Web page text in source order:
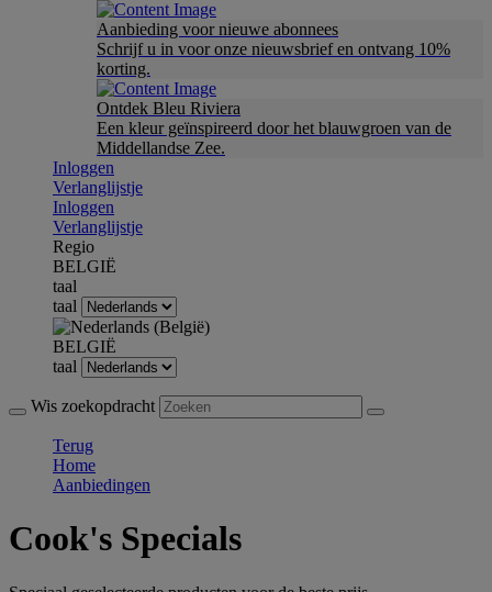
Aanbieding voor nieuwe abonnees
Schrijf u in voor onze nieuwsbrief en ontvang 10%
korting.
Ontdek Bleu Riviera
Een kleur geïnspireerd door het blauwgroen van de
Middellandse Zee.
Inloggen
Verlanglijstje
Inloggen
Verlanglijstje
Regio
BELGIË
taal
taal
BELGIË
taal
Wis zoekopdracht
Terug
Home
Aanbiedingen
Cook's Specials